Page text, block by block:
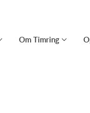
Om Timring